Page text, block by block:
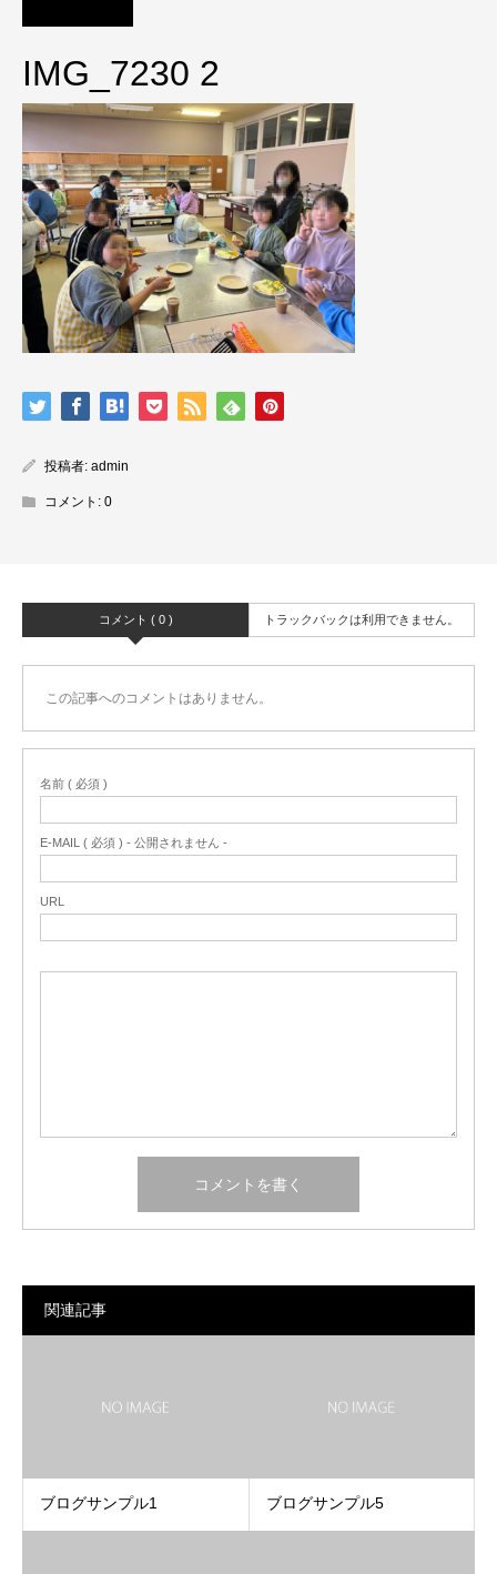
IMG_7230 2
投稿者: admin
コメント: 0
コメント ( 0 ) トラックバックは利用できません。
この記事へのコメントはありません。
名前 ( 必須 )
E-MAIL ( 必須 ) - 公開されません -
URL
関連記事
ブログサンプル1 ブログサンプル5